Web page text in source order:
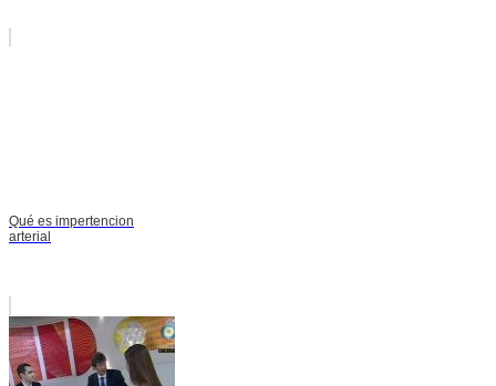
Qué es impertencion
arterial